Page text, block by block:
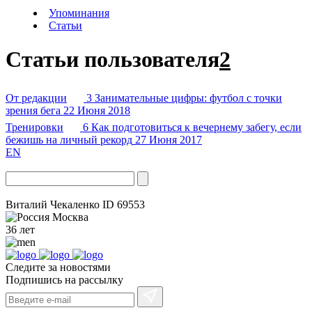
Упоминания
Статьи
Статьи пользователя2
От редакции 3 Занимательные цифры: футбол с точки
зрения бега 22 Июня 2018
Тренировки
6 Как подготовиться к вечернему забегу, если
бежишь на личный рекорд 27 Июня 2017
EN
Виталий Чекаленко ID 69553
Москва
36 лет
Следите за новостями
Подпишись на рассылку